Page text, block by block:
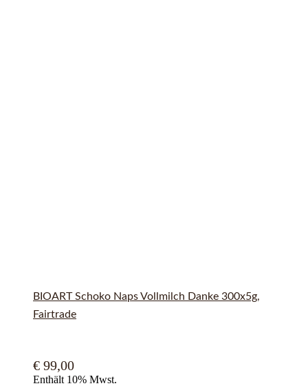
BIOART Schoko Naps Vollmilch Danke 300x5g,
Fairtrade
€ 99,00
Enthält 10% Mwst.